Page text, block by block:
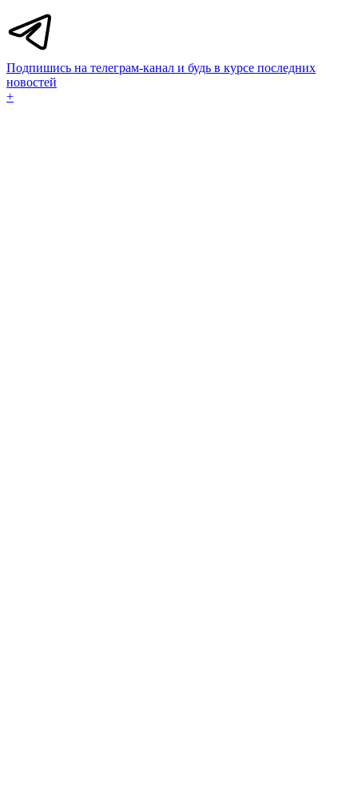
Подпишись на телеграм-канал и будь в курсе последних
новостей
+